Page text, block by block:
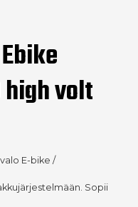
volt
E-bike /
Sopii